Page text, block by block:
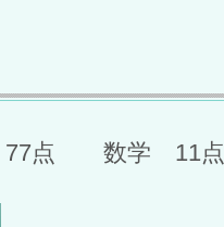
点 数学 11点